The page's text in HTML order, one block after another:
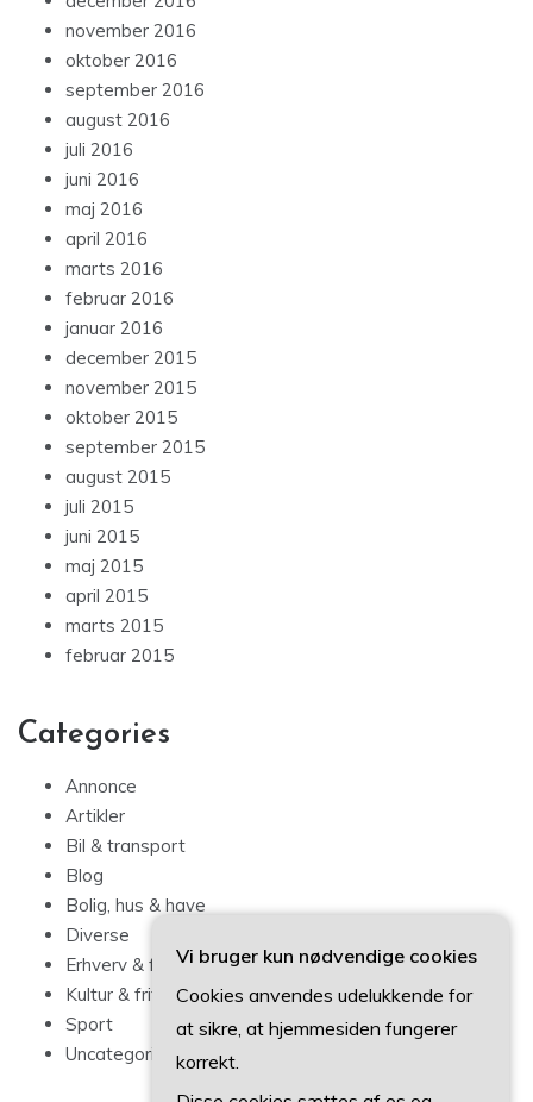
november 2016
oktober 2016
september 2016
august 2016
juli 2016
juni 2016
maj 2016
april 2016
marts 2016
februar 2016
januar 2016
december 2015
november 2015
oktober 2015
september 2015
august 2015
juli 2015
juni 2015
maj 2015
april 2015
marts 2015
februar 2015
Categories
Annonce
Artikler
Bil & transport
Blog
Bolig, hus & have
Diverse
Erhverv & forbrug
Kultur & fritid
Sport
Uncategorized
Vi bruger kun nødvendige cookies
Cookies anvendes udelukkende for
at sikre, at hjemmesiden fungerer
korrekt.